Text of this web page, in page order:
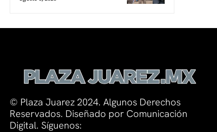
© Plaza Juarez 2024. Algunos Derechos
Reservados. Diseñado por Comunicación
Digital. Síguenos: